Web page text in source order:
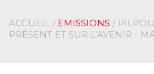
ACCUEIL / EMISSIONS /
PRÉSENT ET SUR L’AVENIR -